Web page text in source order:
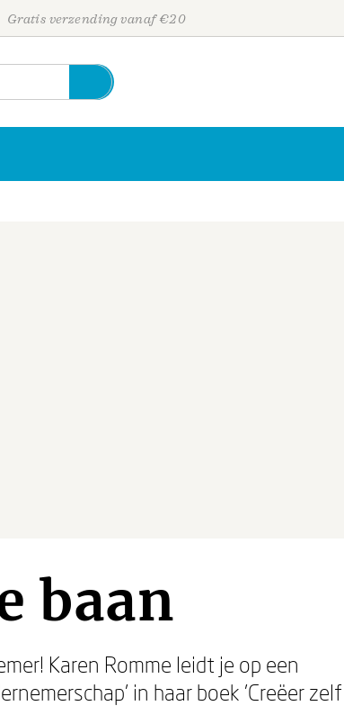
Gratis verzending vanaf €20
baan
Karen Romme leidt je op een
in haar boek 'Creëer
Personen